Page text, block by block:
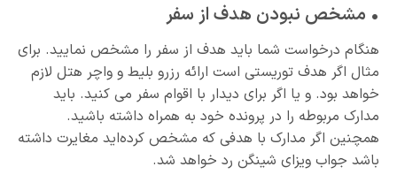
• مشخص نبودن هدف از سفر
هنگام درخواست شما باید هدف از سفر را مشخص نمایید. برای
مثال اگر هدف توریستی است ارائه رزرو بلیط و واچر هتل لازم
خواهد بود. و یا اگر برای دیدار با اقوام سفر می کنید. باید
مدارک مربوطه را در پرونده خود به همراه داشته باشید.
همچنین اگر مدارک با هدفی که مشخص کرده‌اید مغایرت داشته
باشد جواب ویزای شینگن رد خواهد شد.